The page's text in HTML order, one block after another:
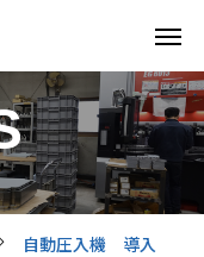
自動圧入機 導入